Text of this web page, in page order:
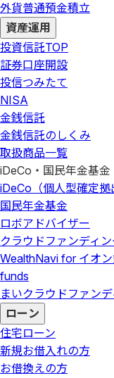
外貨普通預金積立
資産運用
投資信託TOP
証券口座開設
投信つみたて
NISA
金銭信託
金銭信託のしくみ
取扱商品一覧
iDeCo・国民年金基金
iDeCo（個人型確定拠
国民年金基金
ロボアドバイザー
クラウドファンディ
WealthNavi for イオン
funds
まいクラウドファン
ローン
住宅ローン
新規お借入れの方
お借換えの方